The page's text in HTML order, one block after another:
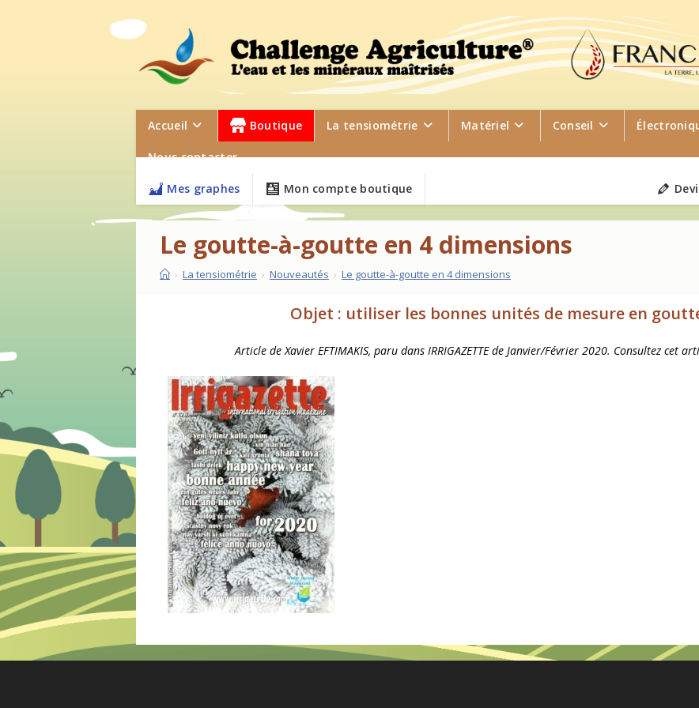
Accueil Boutique La tensiométrie Matériel Conseil
Nous contacter
Mes graphes Mon compte boutique
Le goutte-à-goutte en 4 dimensions
› La tensiométrie › Nouveautés › Le goutte-à-goutte en 4 dimensions
Objet : utiliser les bonnes unités de mesure en
Article de Xavier EFTIMAKIS, paru dans IRRIGAZETTE de Janvier/Février 2020. Consultez cet